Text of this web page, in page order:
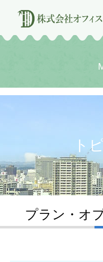
ト
プラン・オ